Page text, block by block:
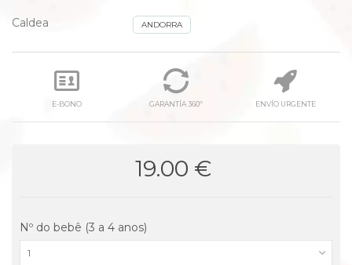
Caldea ANDORRA
E-BONO GARANTÍA 360º ENVÍO URGENTE
19.00 €
Nº do bebê (3 a 4 anos)
1